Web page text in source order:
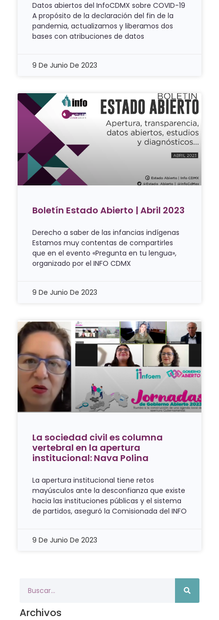
Datos abiertos del InfoCDMX sobre COVID-19
A propósito de la declaración del fin de la
pandemia, actualizamos y liberamos dos
bases con atribuciones de datos
9 De Junio De 2023
Boletín Estado Abierto | Abril 2023
Derecho a saber de las infancias indígenas
Estamos muy contentas de compartirles
que en el evento «Pregunta en tu lengua»,
organizado por el INFO CDMX
9 De Junio De 2023
La sociedad civil es columna
vertebral en la apertura
institucional: Nava Polina
La apertura institucional tiene retos
mayúsculos ante la desconfianza que existe
hacia las instituciones públicas y el sistema
de partidos, aseguró la Comisionada del INFO
9 De Junio De 2023
Archivos